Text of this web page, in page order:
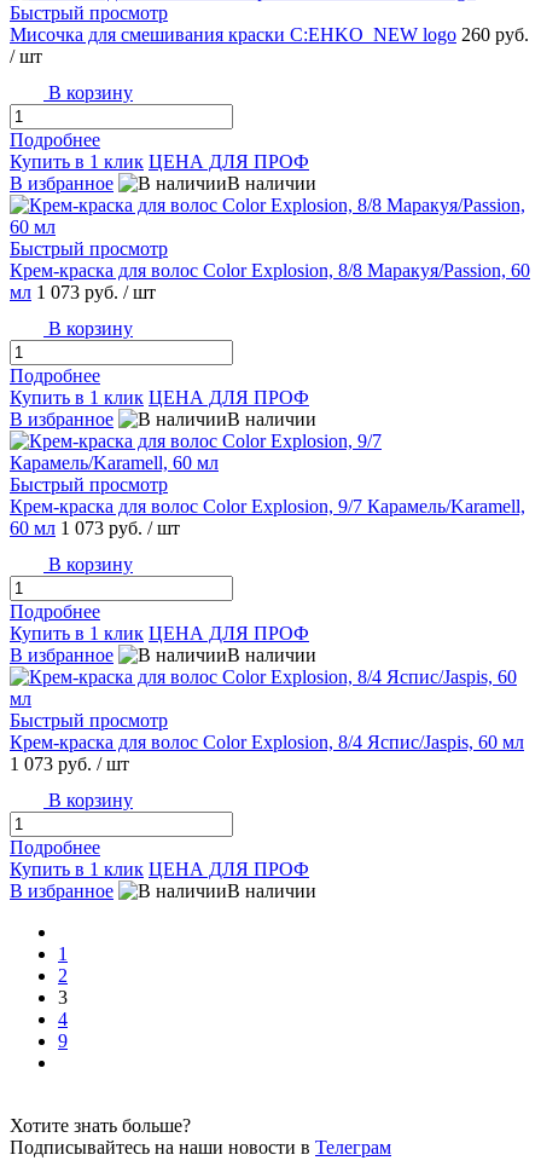
Быстрый просмотр
Мисочка для смешивания краски C:EHKO_NEW logo 260 руб.
/ шт
В корзину
Подробнее
Купить в 1 клик ЦЕНА ДЛЯ ПРОФ
В избранное
В наличии
Быстрый просмотр
Крем-краска для волос Color Explosion, 8/8 Маракуя/Passion, 60
мл 1 073 руб. / шт
В корзину
Подробнее
Купить в 1 клик ЦЕНА ДЛЯ ПРОФ
В избранное
В наличии
Быстрый просмотр
Крем-краска для волос Color Explosion, 9/7 Карамель/Karamell,
60 мл 1 073 руб. / шт
В корзину
Подробнее
Купить в 1 клик ЦЕНА ДЛЯ ПРОФ
В избранное
В наличии
Быстрый просмотр
Крем-краска для волос Color Explosion, 8/4 Яспис/Jaspis, 60 мл
1 073 руб. / шт
В корзину
Подробнее
Купить в 1 клик ЦЕНА ДЛЯ ПРОФ
В избранное
В наличии
1
2
3
4
9
Хотите знать больше?
Подписывайтесь на наши новости в Телеграм